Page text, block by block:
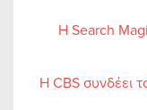
Η Search
Η CBS συνδέει